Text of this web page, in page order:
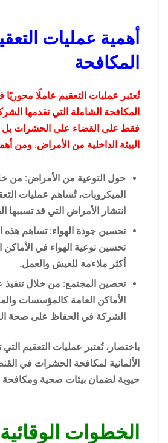
أهمية عمليات
المكافحة
تُعتبر عمليات التعقيم عاملًا محوريًا
المكافحة الشاملة التي تقدمها
فقط على القضاء على الحشرات بل
البيئة الداخلية من الأمراض. ومن
حول التوعية من الأمراض: من
الميكروبات، تُساهم عمليات
انتشار الأمراض التي قد تسببها
تحسين جودة الهواء: تساهم هذه
تحسين نوعية الهواء في الأماكن
أكثر ملاءمة للعيش والعمل.
تحصين المجتمع: من خلال تنفيذ
الأماكن العامة كالمؤسسات
الشركة في الحفاظ على صحة
باختصار، تُعتبر عمليات التعقيم
الألمانية لمكافحة الحشرات في
حيوية لضمان بيئات صحية
الخطوات الوقائية